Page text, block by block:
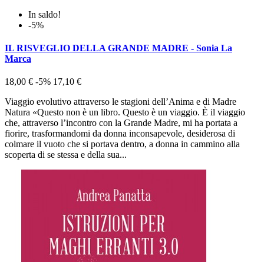
In saldo!
-5%
IL RISVEGLIO DELLA GRANDE MADRE - Sonia La
Marca
18,00 € -5% 17,10 €
Viaggio evolutivo attraverso le stagioni dell’Anima e di Madre
Natura «Questo non è un libro. Questo è un viaggio. È il viaggio
che, attraverso l’incontro con la Grande Madre, mi ha portata a
fiorire, trasformandomi da donna inconsapevole, desiderosa di
colmare il vuoto che si portava dentro, a donna in cammino alla
scoperta di se stessa e della sua...